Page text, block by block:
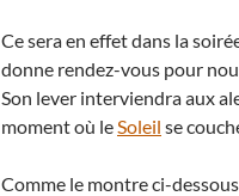
Ce sera en effet dans la
donne rendez-vous pour
Son lever interviendra aux
moment où leSoleil se
Comme le montre ci-